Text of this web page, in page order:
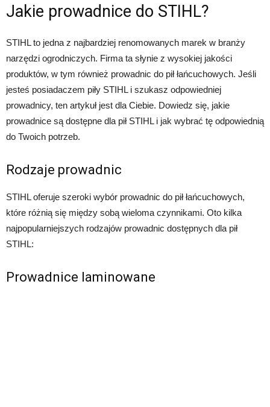
Jakie prowadnice do STIHL?
STIHL to jedna z najbardziej renomowanych marek w branży
narzędzi ogrodniczych. Firma ta słynie z wysokiej jakości
produktów, w tym również prowadnic do pił łańcuchowych. Jeśli
jesteś posiadaczem piły STIHL i szukasz odpowiedniej
prowadnicy, ten artykuł jest dla Ciebie. Dowiedz się, jakie
prowadnice są dostępne dla pił STIHL i jak wybrać tę odpowiednią
do Twoich potrzeb.
Rodzaje prowadnic
STIHL oferuje szeroki wybór prowadnic do pił łańcuchowych,
które różnią się między sobą wieloma czynnikami. Oto kilka
najpopularniejszych rodzajów prowadnic dostępnych dla pił
STIHL:
Prowadnice laminowane